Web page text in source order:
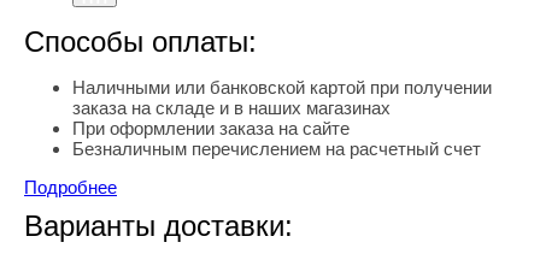
Способы оплаты:
Наличными или банковской картой при получении
заказа на складе и в наших магазинах
При оформлении заказа на сайте
Безналичным перечислением на расчетный счет
Подробнее
Варианты доставки: